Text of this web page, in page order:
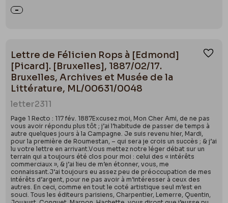
Lettre de Félicien Rops à [Edmond]
[Picard]. [Bruxelles], 1887/02/17.
Bruxelles, Archives et Musée de la
Littérature, ML/00631/0048
letter2311
Page 1 Recto : 117 fév. 1887Excusez moi, Mon Cher Ami, de ne pas
vous avoir répondu plus tôt ; j’ai l’habitude de passer de temps à
autre quelques jours à la Campagne. Je suis revenu hier, Mardi,
pour la première de Roumestan, – qui sera je crois un succès ; & j’ai
lu votre lettre en arrivant.Vous mettez notre léger débat sur un
terrain qui a toujours été clos pour moi : celui des « intérêts
commerciaux », & j’ai lieu de m’en étonner, vous, me
connaissant.J’ai toujours eu assez peu de préoccupation de mes
intérêts d’argent, pour ne pas avoir à m’intéresser à ceux des
autres. En ceci, comme en tout le coté artistique seul m’est en
souci. Tous les éditeurs parisiens, Charpentier, Lemerre, Quentin,